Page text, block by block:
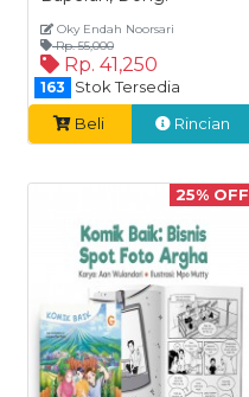
Oky Endah Noorsari
Rp. 55,000
Rp. 41,250
163
Stok Tersedia
Beli
Rincian
25% OFF